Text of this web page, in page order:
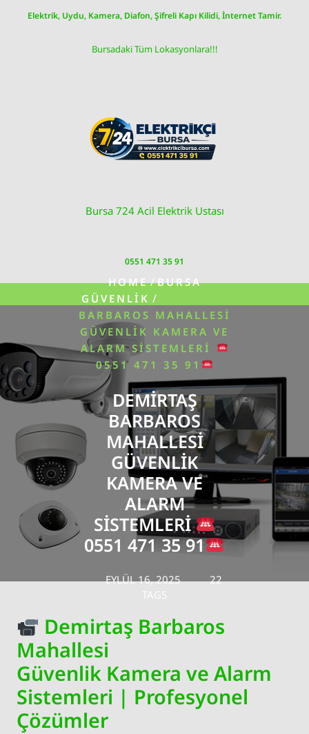
Elektrik, Uydu, Kamera, Diafon, Şifreli Kapı Kilidi, İnternet Tamir.
Bursadaki Tüm Lokasyonlara!!!
Bursa 724 Acil Elektrik Ustası
0551 471 35 91
HOME/BURSA
GÜVENLIK /
BARBAROS MAHALLESI
GÜVENLIK KAMERA VE
ALARM SISTEMLERI
0551 471 35 91
DEMIRTAŞ
BARBAROS
MAHALLESI
GÜVENLIK
KAMERA VE
ALARM
SISTEMLERI
0551 471 35 91
EYLÜL 16, 2025
22
TAGS
Demirtaş Barbaros
Mahallesi
Güvenlik Kamera ve Alarm
Sistemleri | Profesyonel
Çözümler